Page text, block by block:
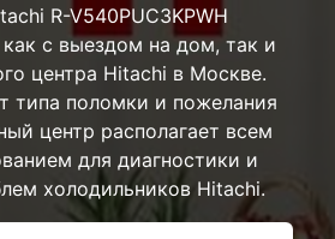
R-V540PUC3KPWH
с выездом на дом, так и
центра Hitachi в Москве.
типа поломки и пожелания
центр располагает всем
для диагностики и
холодильников Hitachi.